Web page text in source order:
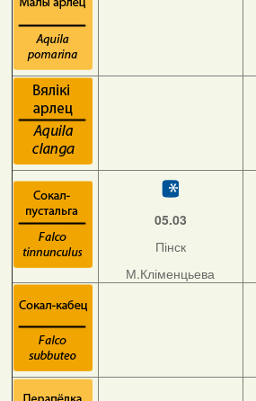
05.03
Пінск
М.Кліменцьева